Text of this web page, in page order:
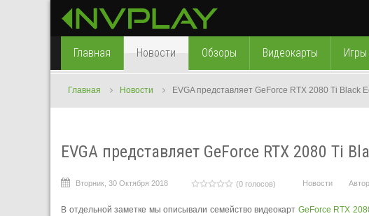
Главная Новости Обзоры Видеокарты Игры
Главная Новости EVGA представляет GeForce RTX 2080 Ti Black
EVGA представляет GeForce RTX 2080 Ti
Вторник, 30 Октября 2018 (0 голосов) Новости Автор
В отдельной заметке мы описывали семейство видеокарт GeForce RTX